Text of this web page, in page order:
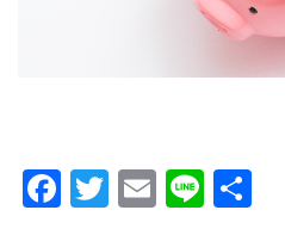
F
T
E
Li